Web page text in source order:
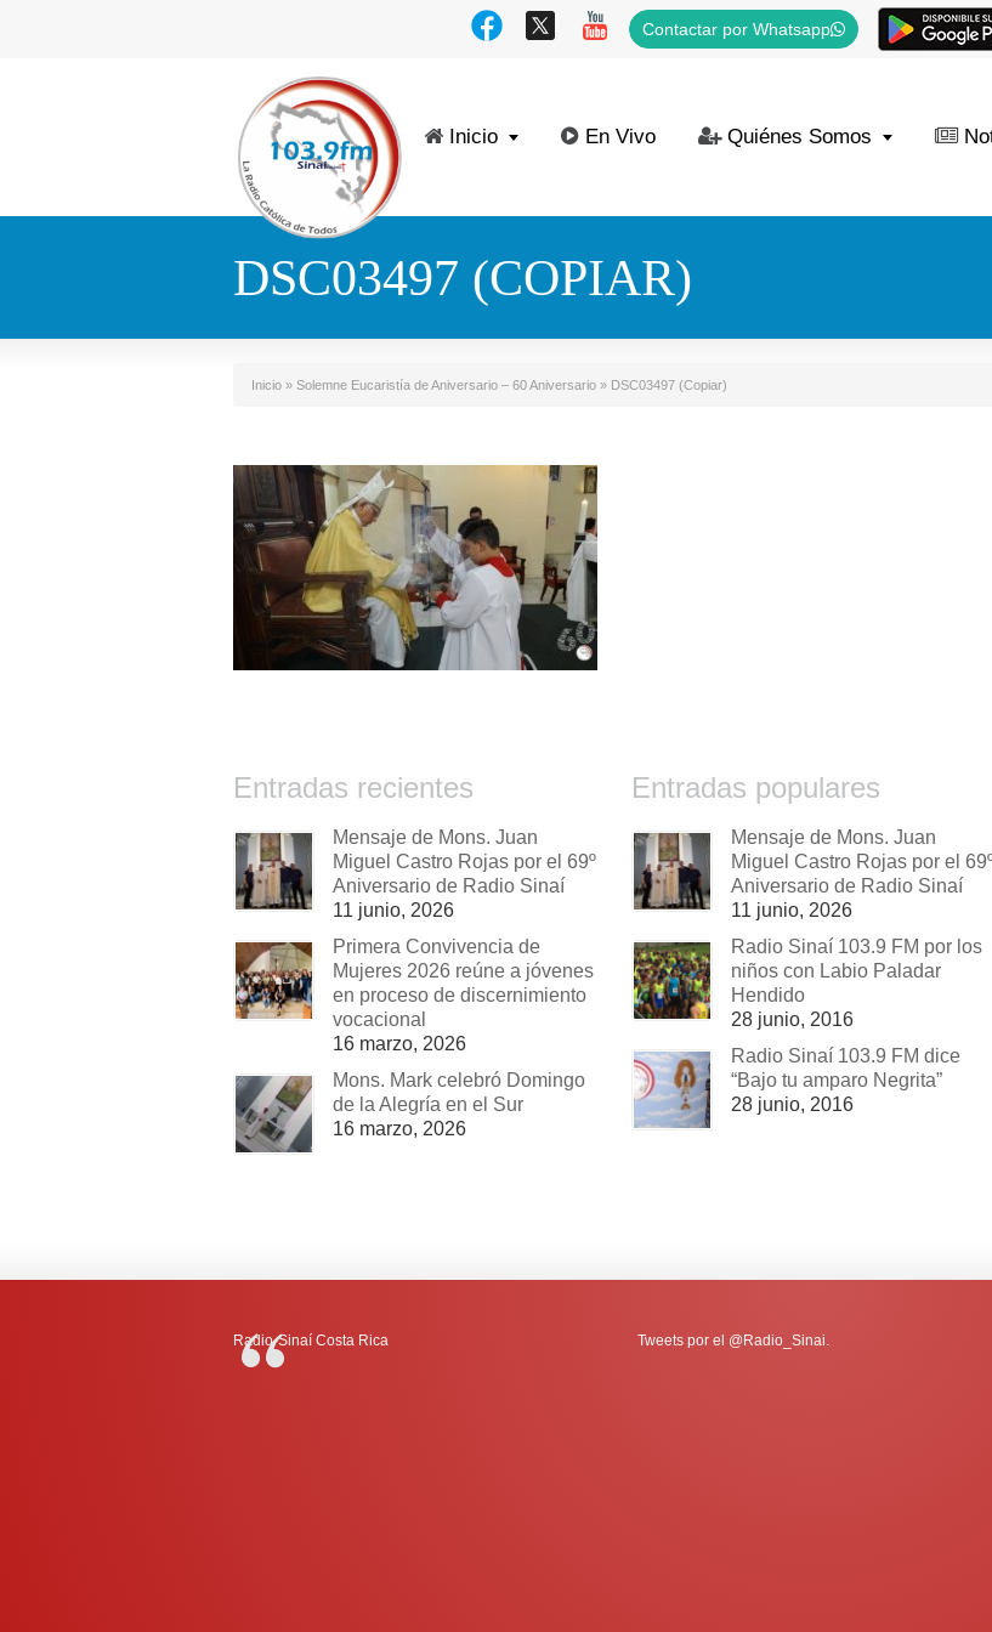
Contactar por Whatsapp
Inicio En Vivo Quiénes Somos
DSC03497 (COPIAR)
Inicio » Solemne Eucaristía de Aniversario – 60 Aniversario » DSC03497 (Copiar)
Entradas recientes
Mensaje de Mons. Juan
Miguel Castro Rojas por el 69º
Aniversario de Radio Sinaí
11 junio, 2026
Primera Convivencia de
Mujeres 2026 reúne a jóvenes
en proceso de discernimiento
vocacional
16 marzo, 2026
Mons. Mark celebró Domingo
de la Alegría en el Sur
16 marzo, 2026
Entradas populares
Mensaje de Mons. Juan
Miguel Castro Rojas por el
Aniversario de Radio Sinaí
11 junio, 2026
Radio Sinaí 103.9 FM por los
niños con Labio Paladar
Hendido
28 junio, 2016
Radio Sinaí 103.9 FM dice
“Bajo tu amparo Negrita”
28 junio, 2016
Radio-Sinaí Costa Rica Tweets por el @Radio_Sinai.